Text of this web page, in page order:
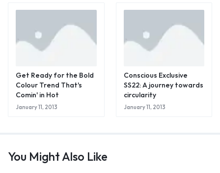
Get Ready for the Bold
Colour Trend That's
Comin' in Hot
January 11, 2013
Conscious Exclusive
SS22: A journey towards
circularity
January 11, 2013
You Might Also Like